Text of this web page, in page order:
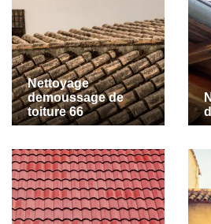
Nettoyage
demoussage de
toiture 66